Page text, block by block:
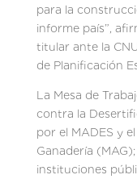
para la
informe país”,
titular ante la
de Planificación
La Mesa de
contra la
por el MADES y
Ganadería
instituciones